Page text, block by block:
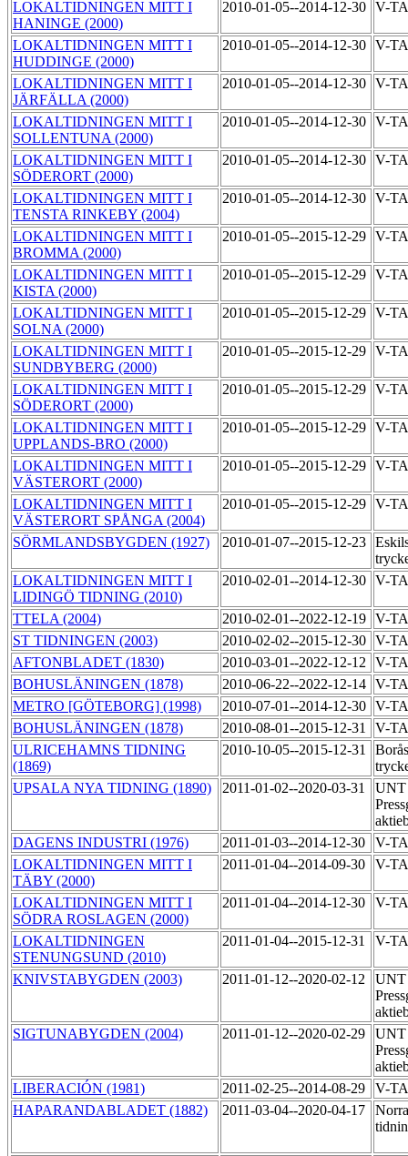
LOKALTIDNINGEN MITT I
HANINGE (2000)
2010-01-05--2014-12-30 V-
LOKALTIDNINGEN MITT I
HUDDINGE (2000)
2010-01-05--2014-12-30 V-
LOKALTIDNINGEN MITT I
JÄRFÄLLA (2000)
2010-01-05--2014-12-30 V-
LOKALTIDNINGEN MITT I
SOLLENTUNA (2000)
2010-01-05--2014-12-30 V-
LOKALTIDNINGEN MITT I
SÖDERORT (2000)
2010-01-05--2014-12-30 V-
LOKALTIDNINGEN MITT I
TENSTA RINKEBY (2004)
2010-01-05--2014-12-30 V-
LOKALTIDNINGEN MITT I
BROMMA (2000)
2010-01-05--2015-12-29 V-
LOKALTIDNINGEN MITT I
KISTA (2000)
2010-01-05--2015-12-29 V-
LOKALTIDNINGEN MITT I
SOLNA (2000)
2010-01-05--2015-12-29 V-
LOKALTIDNINGEN MITT I
SUNDBYBERG (2000)
2010-01-05--2015-12-29 V-
LOKALTIDNINGEN MITT I
SÖDERORT (2000)
2010-01-05--2015-12-29 V-
LOKALTIDNINGEN MITT I
UPPLANDS-BRO (2000)
2010-01-05--2015-12-29 V-
LOKALTIDNINGEN MITT I
VÄSTERORT (2000)
2010-01-05--2015-12-29 V-
LOKALTIDNINGEN MITT I
VÄSTERORT SPÅNGA (2004)
2010-01-05--2015-12-29 V-
SÖRMLANDSBYGDEN (1927) 2010-01-07--2015-12-23
LOKALTIDNINGEN MITT I
LIDINGÖ TIDNING (2010)
2010-02-01--2014-12-30 V-
TTELA (2004) 2010-02-01--2022-12-19 V-
ST TIDNINGEN (2003)
2010-02-02--2015-12-30 V-
AFTONBLADET (1830)
2010-03-01--2022-12-12
V-
BOHUSLÄNINGEN (1878)
2010-06-22--2022-12-14 V-
METRO [GÖTEBORG] (1998)
2010-07-01--2014-12-30 V-
BOHUSLÄNINGEN (1878)
2010-08-01--2015-12-31
V-
ULRICEHAMNS TIDNING
(1869)
2010-10-05--2015-12-31
UPSALA NYA TIDNING (1890)
2011-01-02--2020-03-31
UNT
DAGENS INDUSTRI (1976)
2011-01-03--2014-12-30
V-
LOKALTIDNINGEN MITT I
TÄBY (2000)
2011-01-04--2014-09-30 V-
LOKALTIDNINGEN MITT I
SÖDRA ROSLAGEN (2000)
2011-01-04--2014-12-30 V-
LOKALTIDNINGEN
STENUNGSUND (2010)
2011-01-04--2015-12-31 V-
KNIVSTABYGDEN (2003) 2011-01-12--2020-02-12
UNT
SIGTUNABYGDEN (2004)
2011-01-12--2020-02-29
UNT
LIBERACIÓN (1981)
2011-02-25--2014-08-29
V-
HAPARANDABLADET (1882)
2011-03-04--2020-04-17